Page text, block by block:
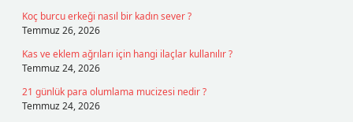
Koç burcu erkeği nasıl bir kadın sever ?
Temmuz 26, 2026
Kas ve eklem ağrıları için hangi ilaçlar kullanılır ?
Temmuz 24, 2026
21 günlük para olumlama mucizesi nedir ?
Temmuz 24, 2026